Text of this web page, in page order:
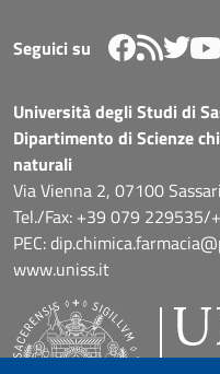
Università degli Studi di
Dipartimento di Scienze
naturali
Via Vienna 2, 07100 Sassari
Tel./Fax: +39 079
PEC:
www.uniss.it
Seguici su